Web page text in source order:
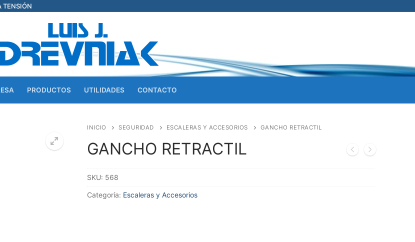
TENSIÓN
PRODUCTOS UTILIDADES CONTACTO
INICIO SEGURIDAD ESCALERAS Y ACCESORIOS GANCHO RETRACTIL
GANCHO RETRACTIL
SKU: 568
Categoría: Escaleras y Accesorios